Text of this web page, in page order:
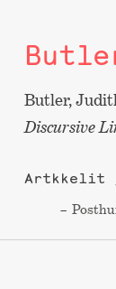
Butler,
Discursive
Artkkelit